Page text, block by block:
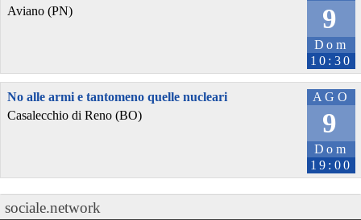
9
Dom
10:30
Aviano (PN)
AGO
9
Dom
19:00
No alle armi e tantomeno quelle nucleari
Casalecchio di Reno (BO)
sociale.network